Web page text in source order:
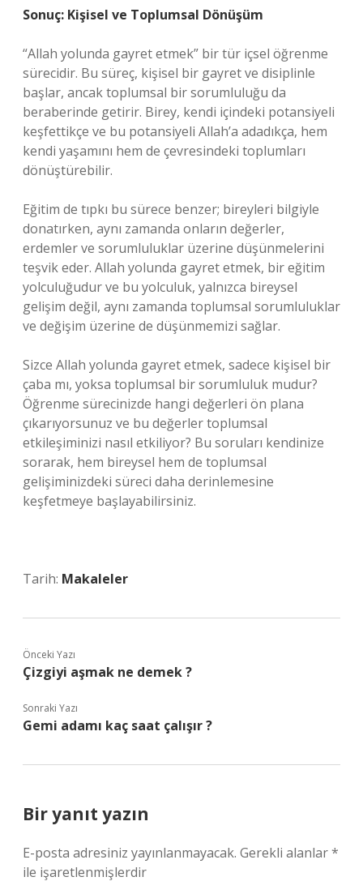
Sonuç: Kişisel ve Toplumsal Dönüşüm
“Allah yolunda gayret etmek” bir tür içsel öğrenme
sürecidir. Bu süreç, kişisel bir gayret ve disiplinle
başlar, ancak toplumsal bir sorumluluğu da
beraberinde getirir. Birey, kendi içindeki potansiyeli
keşfettikçe ve bu potansiyeli Allah’a adadıkça, hem
kendi yaşamını hem de çevresindeki toplumları
dönüştürebilir.
Eğitim de tıpkı bu sürece benzer; bireyleri bilgiyle
donatırken, aynı zamanda onların değerler,
erdemler ve sorumluluklar üzerine düşünmelerini
teşvik eder. Allah yolunda gayret etmek, bir eğitim
yolculuğudur ve bu yolculuk, yalnızca bireysel
gelişim değil, aynı zamanda toplumsal sorumluluklar
ve değişim üzerine de düşünmemizi sağlar.
Sizce Allah yolunda gayret etmek, sadece kişisel bir
çaba mı, yoksa toplumsal bir sorumluluk mudur?
Öğrenme sürecinizde hangi değerleri ön plana
çıkarıyorsunuz ve bu değerler toplumsal
etkileşiminizi nasıl etkiliyor? Bu soruları kendinize
sorarak, hem bireysel hem de toplumsal
gelişiminizdeki süreci daha derinlemesine
keşfetmeye başlayabilirsiniz.
Tarih: Makaleler
Önceki Yazı
Çizgiyi aşmak ne demek ?
Sonraki Yazı
Gemi adamı kaç saat çalışır ?
Bir yanıt yazın
E-posta adresiniz yayınlanmayacak. Gerekli alanlar*
ile işaretlenmişlerdir